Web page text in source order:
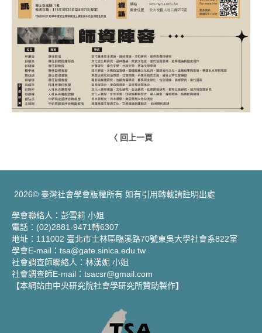
〈 回上一頁
2026© 臺灣社會學會版權所有 如有引用轉載請註明出處
學會聯絡人：彭雪莉 小姐
電話：(02)2881-9471轉6307
地址：111002 臺北市士林區臨溪路70號東吳大學社會系822室
學會E-mail：tsa@gate.sinica.edu.tw
社會調查師聯絡人：林漢妮 小姐
社會調查師E-mail：tsacsr@gmail.com
【本網站由中央研究院社會學研究所贊助製作】